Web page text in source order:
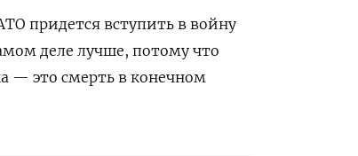
придется вступить в войну
деле лучше, потому что
— это смерть в конечном